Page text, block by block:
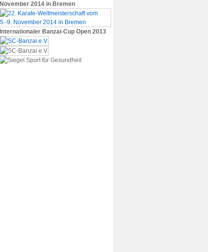
November 2014 in Bremen
Internationaler Banzai-Cup Open 2013